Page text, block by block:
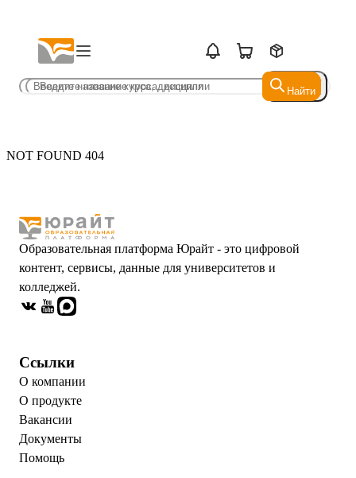
Найти
Найти
NOT FOUND 404
Образовательная платформа Юрайт - это цифровой
контент, сервисы, данные для университетов и
колледжей.
Ссылки
О компании
О продукте
Вакансии
Документы
Помощь